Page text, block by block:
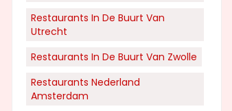
Restaurants In De Buurt Van
Utrecht
Restaurants In De Buurt Van Zwolle
Restaurants Nederland
Amsterdam